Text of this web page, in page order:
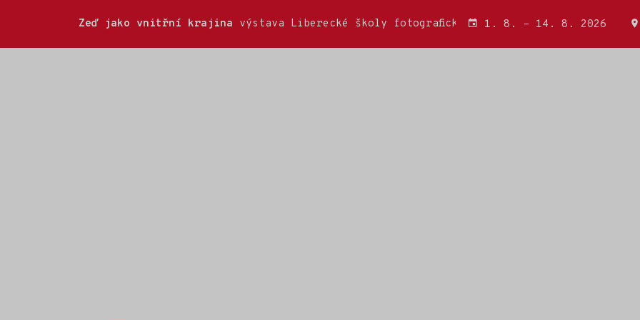
Zeď jako vnitřní krajinavýstava Liberecké školy fotografické a Wojciecha Miatkowského
1. 8. – 14. 8. 2026